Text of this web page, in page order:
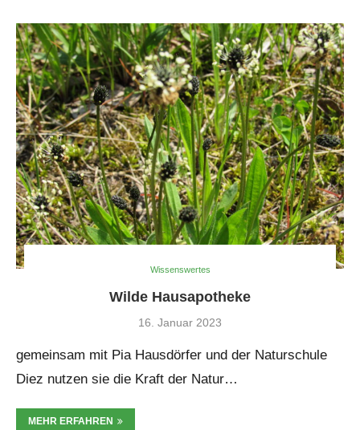
Wissenswertes
Wilde Hausapotheke
16. Januar 2023
gemeinsam mit Pia Hausdörfer und der Naturschule
Diez nutzen sie die Kraft der Natur…
MEHR ERFAHREN